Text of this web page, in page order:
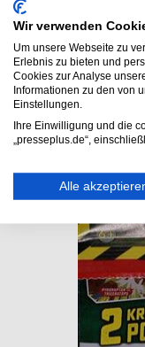
Wir verwenden
Um unsere Webseite zu
Erlebnis zu bieten und
Cookies zur Analyse
Informationen zu den von
Einstellungen.
Ihre Einwilligung und die
„presseplus.de“,
Alle